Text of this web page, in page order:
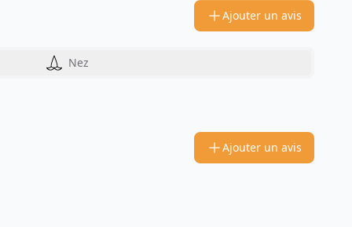
Ajouter un avis
Nez
Ajouter un avis